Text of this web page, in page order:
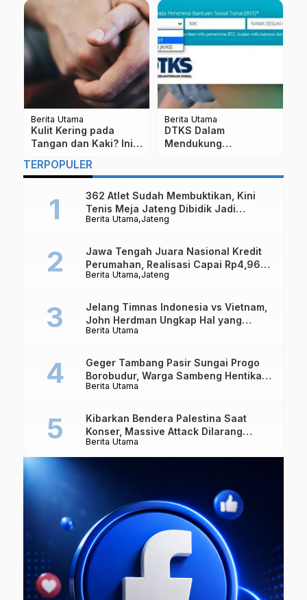
Berita Utama
Kulit Kering pada
Tangan dan Kaki? Ini
Mengatasinya
Berita Utama
DTKS Dalam
Mendukung
TERPOPULER
Berita Utama Jateng
362 Atlet Sudah Membuktikan, Kini
Tenis Meja Jateng Dibidik Jadi
Kekuatan Nasional
Berita Utama Jateng
Jawa Tengah Juara Nasional Kredit
Perumahan, Realisasi Capai Rp4,96
Triliun
Berita Utama
Jelang Timnas Indonesia vs Vietnam,
John Herdman Ungkap Hal yang
Dipertaruhkan
Berita Utama
Geger Tambang Pasir Sungai Progo
Borobudur, Warga Sambeng Hentikan
Alat Berat dan Usir Truk
Berita Utama
Kibarkan Bendera Palestina Saat
Konser, Massive Attack Dilarang
Masuk Singapura Lagi